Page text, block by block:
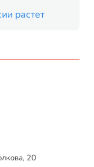
растет
20